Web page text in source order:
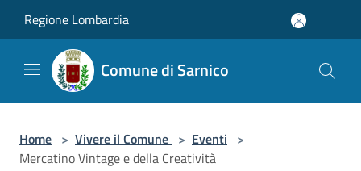
Regione Lombardia
Comune di Sarnico
Home > Vivere il Comune > Eventi >
Mercatino Vintage e della Creatività